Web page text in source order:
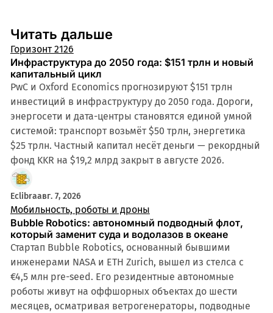
Читать дальше
Горизонт 2126
Инфраструктура до 2050 года: $151 трлн и новый
капитальный цикл
PwC и Oxford Economics прогнозируют $151 трлн
инвестиций в инфраструктуру до 2050 года. Дороги,
энергосети и дата-центры становятся единой умной
системой: транспорт возьмёт $50 трлн, энергетика
$25 трлн. Частный капитал несёт деньги — рекордный
фонд KKR на $19,2 млрд закрыт в августе 2026.
Eclibraавг. 7, 2026
Мобильность, роботы и дроны
Bubble Robotics: автономный подводный флот,
который заменит суда и водолазов в океане
Стартап Bubble Robotics, основанный бывшими
инженерами NASA и ETH Zurich, вышел из стелса с
€4,5 млн pre-seed. Его резидентные автономные
роботы живут на оффшорных объектах до шести
месяцев, осматривая ветрогенераторы, подводные